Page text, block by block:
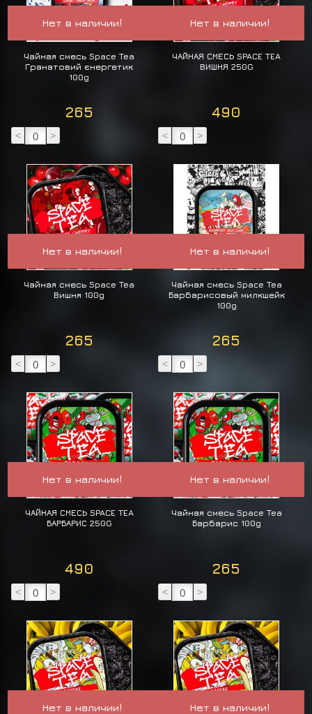
Нет в наличии!
Чайная смесь Space Tea
Гранатовий єнергетик
100g
265
< >
Нет в наличии!
ЧАЙНАЯ СМЕСЬ SPACE TEA
ВИШНЯ 250G
490
< >
Нет в наличии!
Чайная смесь Space Tea
Вишня 100g
265
< >
Нет в наличии!
Чайная смесь Space Tea
Барбарисовый милкшейк
100g
265
< >
Нет в наличии!
ЧАЙНАЯ СМЕСЬ SPACE TEA
БАРБАРИС 250G
490
< >
Нет в наличии!
Чайная смесь Space Tea
Барбарис 100g
265
< >
Нет в наличии! Нет в наличии!